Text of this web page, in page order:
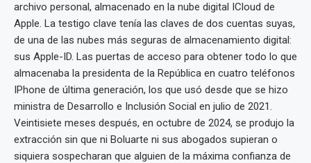
archivo personal, almacenado en la nube digital ICloud de
Apple. La testigo clave tenía las claves de dos cuentas suyas,
de una de las nubes más seguras de almacenamiento digital:
sus Apple-ID. Las puertas de acceso para obtener todo lo que
almacenaba la presidenta de la República en cuatro teléfonos
IPhone de última generación, los que usó desde que se hizo
ministra de Desarrollo e Inclusión Social en julio de 2021.
Veintisiete meses después, en octubre de 2024, se produjo la
extracción sin que ni Boluarte ni sus abogados supieran o
siquiera sospecharan que alguien de la máxima confianza de